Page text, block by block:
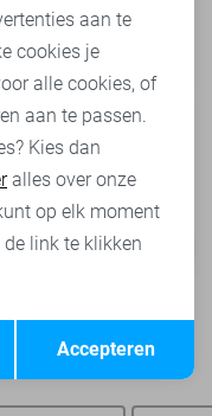
Opslaan
aan te
cookies je
alle cookies, of
aan te passen.
Kies dan
alles over onze
op elk moment
link te klikken
Accepteren